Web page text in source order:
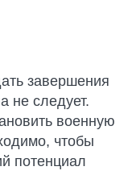
завершения
не следует.
военную
чтобы
потенциал